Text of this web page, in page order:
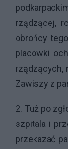
rządzącej,
obrońcy
placówki
rządzących,
Zawiszy z
2. Tuż po
szpitala i
przekazać